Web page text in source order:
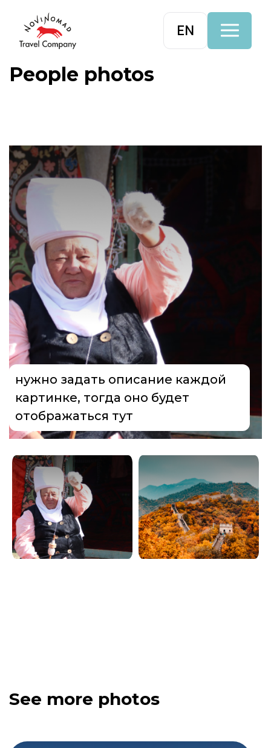
EN
People photos
нужно задать описание каждой
картинке, тогда оно будет
отображаться тут
See more photos